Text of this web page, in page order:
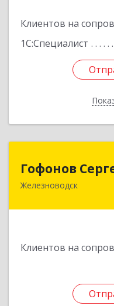
Клиентов на
1С:Специалист
Гофонов
Железноводск
Клиентов на